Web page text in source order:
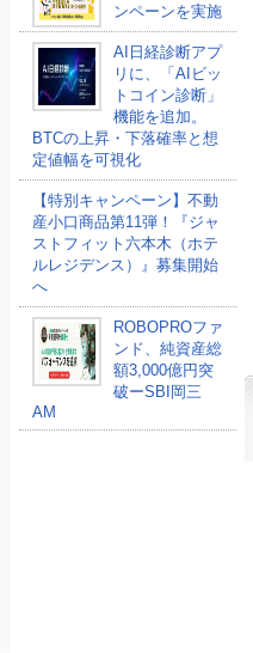
ンペーンを実施
AI日経診断アプ
リに、「AIビッ
トコイン診断」
機能を追加。
BTCの上昇・下落確率と想
定値幅を可視化
【特別キャンペーン】不動
産小口商品第11弾！『ジャ
ストフィット六本木（ホテ
ルレジデンス）』募集開始
へ
ROBOPROファ
ンド、純資産総
額3,000億円突
破ーSBI岡三
AM